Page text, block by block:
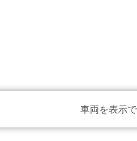
車両を表示で